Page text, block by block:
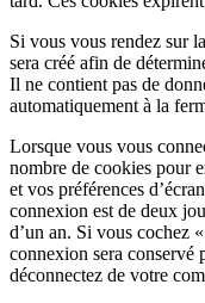
Si vous vous rendez sur
sera créé afin de
Il ne contient pas de
automatiquement à la
Lorsque vous vous
nombre de cookies pour
et vos préférences
connexion est de deux
d’un an. Si vous cochez
connexion sera conservé
déconnectez de votre